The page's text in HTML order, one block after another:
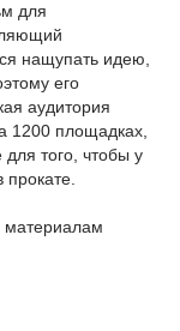
для
нащупать идею,
его
аудитория
1200 площадках,
того, чтобы у
материалам